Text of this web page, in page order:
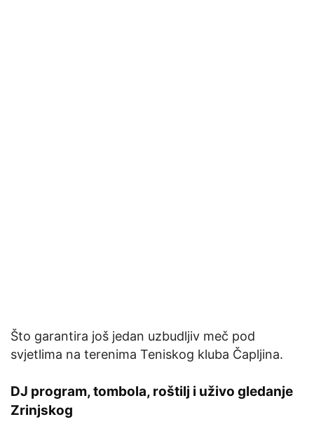
Što garantira još jedan uzbudljiv meč pod
svjetlima na terenima Teniskog kluba Čapljina.
DJ program, tombola, roštilj i uživo gledanje
Zrinjskog